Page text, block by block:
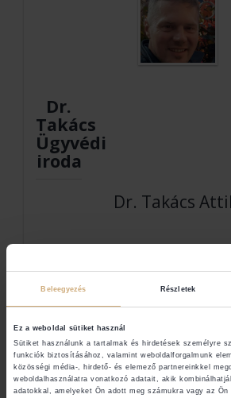
Beleegyezés Részletek
Ez a weboldal sütiket használ
Sütiket használunk a tartalmak és hirdetések személyre
funkciók biztosításához, valamint weboldalforgalmunk
közösségi média-, hirdető- és elemező partnereinkkel
weboldalhasználatra vonatkozó adatait, akik
adatokkal, amelyeket Ön adott meg számukra vagy az
Dr.
Takács
Ügyvédi
iroda
Dr. Takács
1055 Budapest Vajkay utca 5.
+36302698815
dr.takacs.attila@gmail.com
Ügyfélfogadás